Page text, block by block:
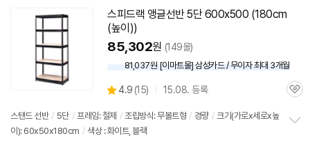
스피드랙 앵글선반5단600x500 (180cm
(높이))
85,302원 (149몰)
81,037원 [이마트몰] 삼성카드 / 무이자 최대 3개월
별
점
4.9 (상
리
뷰
15) 15.08. 등록
관
스탠드 선반 / 5단 / 프레임: 철제 / 조립방식: 무볼트형 / 경량 / 크기(가로x세로x높
이): 60x50x180cm / 색상 : 화이트, 블랙